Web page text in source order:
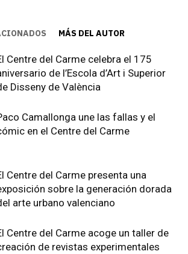
MÁS DEL AUTOR
Centre del Carme celebra el 175
de l’Escola d’Art i Superior
Disseny de València
Camallonga une las fallas y el
en el Centre del Carme
Centre del Carme presenta una
sobre la generación dorada
arte urbano valenciano
Centre del Carme acoge un taller de
de revistas experimentales